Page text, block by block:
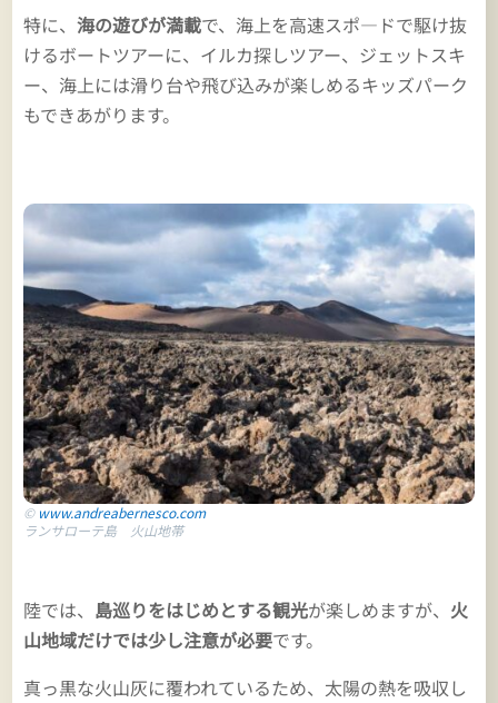
特に、海の遊びが満載で、海上を高速スポ―ドで駆け抜
けるボートツアーに、イルカ探しツアー、ジェットスキ
ー、海上には滑り台や飛び込みが楽しめるキッズパーク
もできあがります。
© www.andreabernesco.com
ランサローテ島 火山地帯
陸では、 島巡りをはじめとする観光が楽しめますが、 火
山地域だけでは少し注意が必要です。
真っ黒な火山灰に覆われているため、太陽の熱を吸収し